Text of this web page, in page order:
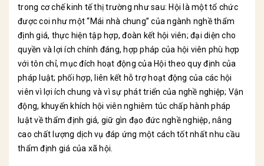
trong cơ chế kinh tế thị trường như sau: Hội là một tổ chức
được coi như một “Mái nhà chung” của ngành nghề thẩm
định giá, thực hiện tập hợp, đoàn kết hội viên; đại diện cho
quyền và lợi ích chính đáng, hợp pháp của hội viên phù hợp
với tôn chỉ, mục đích hoạt động của Hội theo quy định của
pháp luật; phối hợp, liên kết hỗ trợ hoạt động của các hội
viên vì lợi ích chung và vì sự phát triển của nghề nghiệp; Vận
động, khuyến khích hội viên nghiêm túc chấp hành pháp
luật về thẩm định giá, giữ gìn đạo đức nghề nghiệp, nâng
cao chất lượng dịch vụ đáp ứng một cách tốt nhất nhu cầu
thẩm định giá của xã hội.